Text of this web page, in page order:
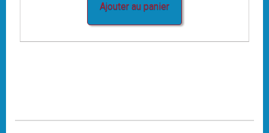
Ajouter au panier